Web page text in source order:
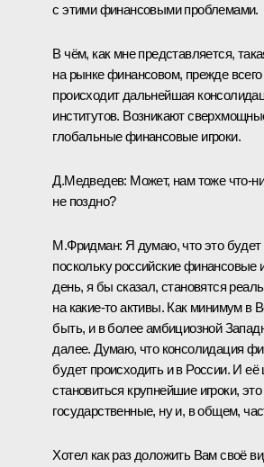
с этими финансовыми проблемами.
В чём, как мне представляется,
на рынке финансовом, прежде
происходит дальнейшая
институтов. Возникают
глобальные финансовые игроки.
Д.Медведев: Может, нам тоже
не поздно?
М.Фридман: Я думаю, что это будет
поскольку российские финансовые
день, я бы сказал, становятся
на какие‑то активы. Как минимум в
быть, и в более амбициозной
далее. Думаю, что консолидация
будет происходить и в России. И её
становиться крупнейшие игроки,
государственные, ну и, в общем,
Хотел как раз доложить Вам своё